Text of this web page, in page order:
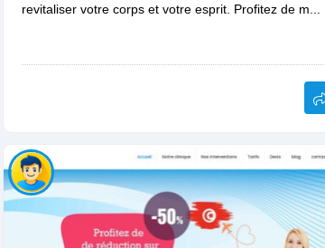
revitaliser votre corps et votre esprit. Profitez de m...